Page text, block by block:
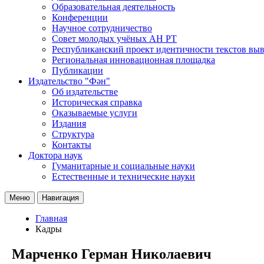
Образовательная деятельность
Конференции
Научное сотрудничество
Совет молодых учёных АН РТ
Республиканский проект идентичности текстов
Региональная инновационная площадка
Публикации
Издательство "Фән"
Об издательстве
Историческая справка
Оказываемые услуги
Издания
Структура
Контакты
Доктора наук
Гуманитарные и социальные науки
Естественные и технические науки
Меню Навигация
Главная
Кадры
Марченко Герман Николаевич